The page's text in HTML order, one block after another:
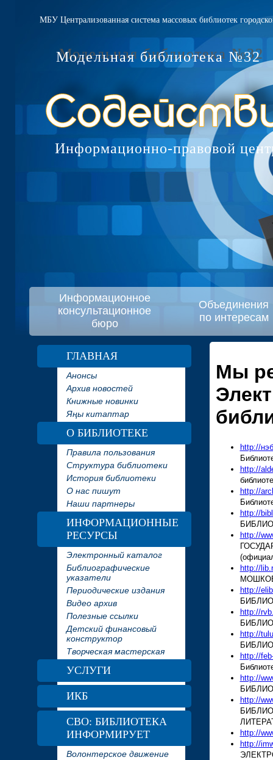
МБУ Централизованная система массовых библиотек
Модельная библиотека №32
Информационно-правовой
Информационное
консультационное
бюро
Объединения
по интересам
ГЛАВНАЯ
Анонсы
Архив новостей
Книжные новинки
Яңы китаптар
О БИБЛИОТЕКЕ
Правила пользования
Структура библиотеки
История библиотеки
О нас пишут
Наши партнеры
ИНФОРМАЦИОННЫЕ
РЕСУРСЫ
Электронный каталог
Библиографические
указатели
Периодические издания
Видео архив
Полезные ссылки
Детский финансовый
конструктор
Творческая мастерская
УСЛУГИ
ИКБ
СВО: БИБЛИОТЕКА
ИНФОРМИРУЕТ
Волонтерское движение
Мы
http://
http://
http://
http://
http://
http://
http://
http://
http://
http://
http://
http://
http://
http://